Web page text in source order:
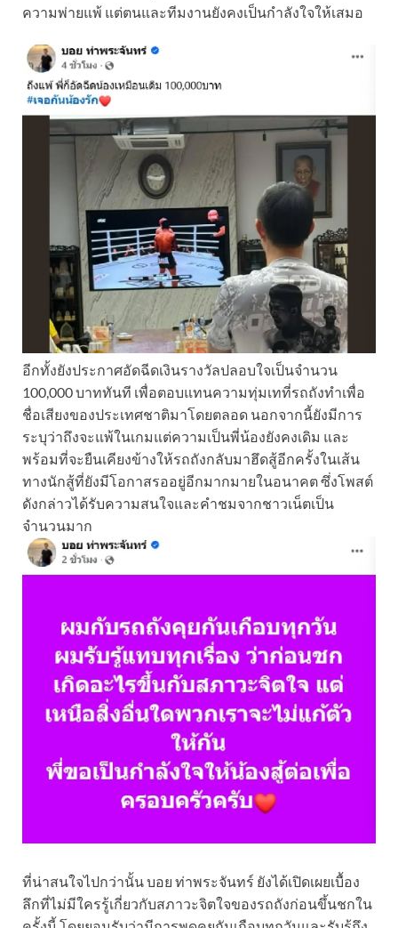
ความพ่ายแพ้ แต่ตนและทีมงานยังคงเป็นกำลังใจให้เสมอ
อีกทั้งยังประกาศอัดฉีดเงินรางวัลปลอบใจเป็นจำนวน
100,000 บาททันที เพื่อตอบแทนความทุ่มเทที่รถถังทำเพื่อ
ชื่อเสียงของประเทศชาติมาโดยตลอด นอกจากนี้ยังมีการ
ระบุว่าถึงจะแพ้ในเกมแต่ความเป็นพี่น้องยังคงเดิม และ
พร้อมที่จะยืนเคียงข้างให้รถถังกลับมาฮึดสู้อีกครั้งในเส้น
ทางนักสู้ที่ยังมีโอกาสรออยู่อีกมากมายในอนาคต ซึ่งโพสต์
ดังกล่าวได้รับความสนใจและคำชมจากชาวเน็ตเป็น
จำนวนมาก
ที่น่าสนใจไปกว่านั้น บอย ท่าพระจันทร์ ยังได้เปิดเผยเบื้อง
ลึกที่ไม่มีใครรู้เกี่ยวกับสภาวะจิตใจของรถถังก่อนขึ้นชกใน